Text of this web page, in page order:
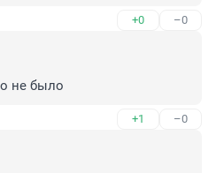
+0 –0
не было
+1 –0